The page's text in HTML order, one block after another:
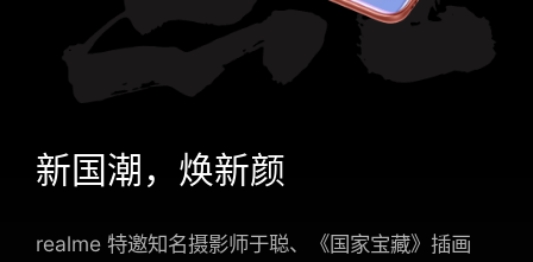
新国潮，焕新颜
realme 特邀知名摄影师于聪、《国家宝藏》插画